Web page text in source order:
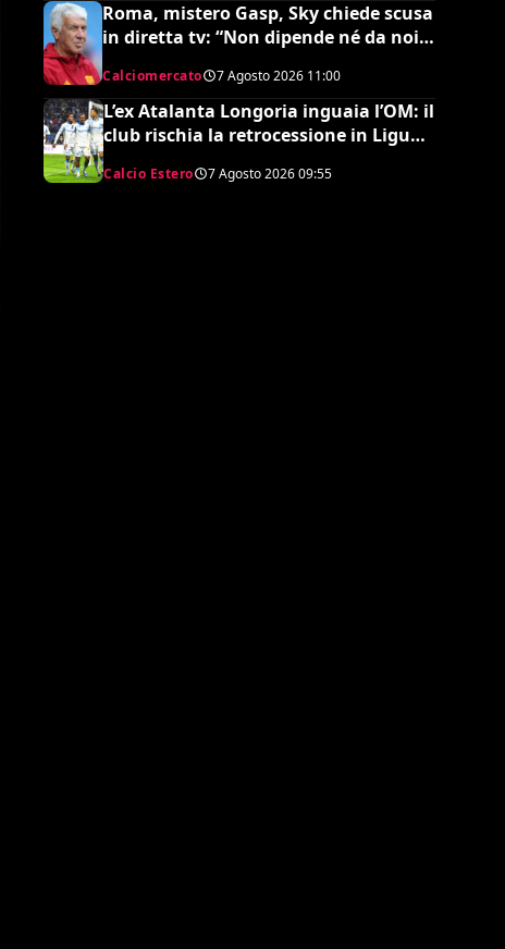
Roma, mistero Gasp, Sky chiede scusa
in diretta tv: “Non dipende né da noi
Calciomercato 7 Agosto 2026 11:00
L’ex Atalanta Longoria inguaia l’OM: il
club rischia la retrocessione in Ligue 2
Calcio Estero 7 Agosto 202609:55